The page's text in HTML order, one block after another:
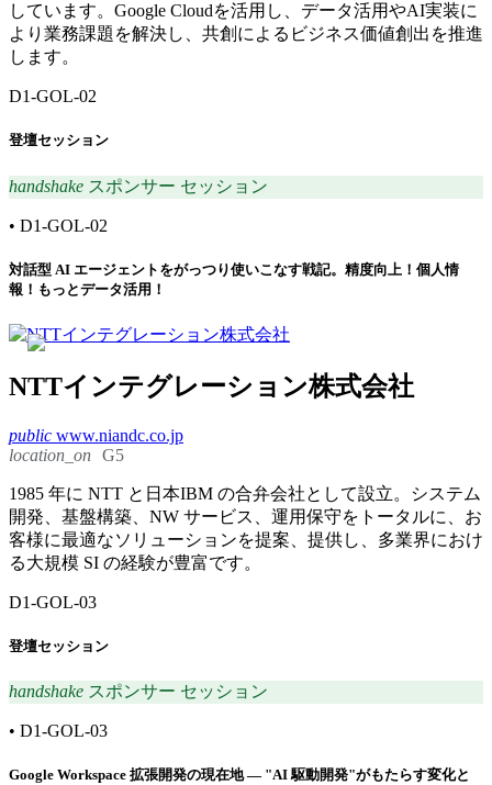
しています。Google Cloudを活用し、データ活用やAI実装に
より業務課題を解決し、共創によるビジネス価値創出を推進
します。
D1-GOL-02
登壇セッション
handshake スポンサー セッション
• D1-GOL-02
対話型 AI エージェントをがっつり使いこなす戦記。精度向上！個人情
報！もっとデータ活用！
NTTインテグレーション株式会社
public www.niandc.co.jp
location_on G5
1985 年に NTT と日本IBM の合弁会社として設立。システム
開発、基盤構築、NW サービス、運用保守をトータルに、お
客様に最適なソリューションを提案、提供し、多業界におけ
る大規模 SI の経験が豊富です。
D1-GOL-03
登壇セッション
handshake スポンサー セッション
• D1-GOL-03
Google Workspace 拡張開発の現在地 ― "AI 駆動開発"がもたらす変化と